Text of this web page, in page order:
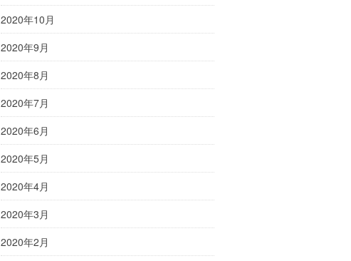
2020年10月
2020年9月
2020年8月
2020年7月
2020年6月
2020年5月
2020年4月
2020年3月
2020年2月